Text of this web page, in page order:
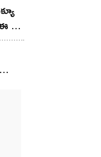
డీల్